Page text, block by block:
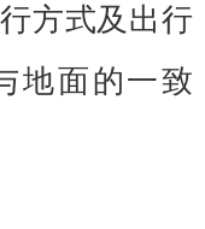
方式及出行
地面的一致